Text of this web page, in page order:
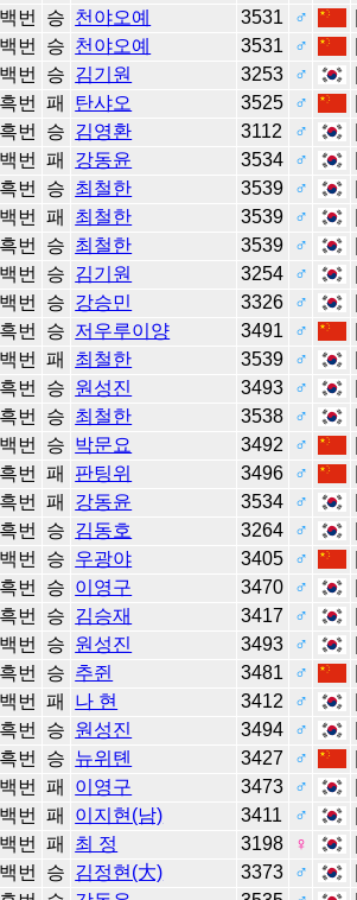
백번 승 천야오예 3531 ♂
백번 승 천야오예 3531 ♂
백번 승 김기원 3253 ♂
흑번 패 탄샤오 3525 ♂
흑번 승 김영환 3112 ♂
백번 패 강동윤 3534 ♂
흑번 승 최철한 3539 ♂
백번 패 최철한 3539 ♂
흑번 승 최철한 3539 ♂
백번 승 김기원 3254 ♂
백번 승 강승민 3326 ♂
흑번 승 저우루이양 3491 ♂
백번 패 최철한 3539 ♂
흑번 승 원성진 3493 ♂
흑번 승 최철한 3538 ♂
백번 승 박문요 3492 ♂
흑번 패 판팅위 3496 ♂
흑번 패 강동윤 3534 ♂
흑번 승 김동호 3264 ♂
백번 승 우광야 3405 ♂
흑번 승 이영구 3470 ♂
흑번 승 김승재 3417 ♂
백번 승 원성진 3493 ♂
흑번 승 추쥔 3481 ♂
백번 패 나 현 3412 ♂
흑번 승 원성진 3494 ♂
흑번 승 뉴위톈 3427 ♂
백번 패 이영구 3473 ♂
백번 패 이지현(남) 3411 ♂
백번 패 최 정 3198 ♀
백번 승 김정현(大) 3373 ♂